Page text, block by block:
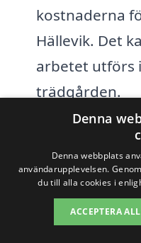
kostnaderna
Hällevik. Det
arbetet utförs
trädgården.
För att få en klar
förvänta dig för
Hällevik,
offerter från olika
Denna
Denna webbplats
användarupplevelsen.
du till alla cookies i
ACCEPTERA